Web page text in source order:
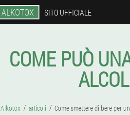
ALKOTOX SITO UFFICIALE
COME PUÒ
Alkotox articoli Come smettere di bere per